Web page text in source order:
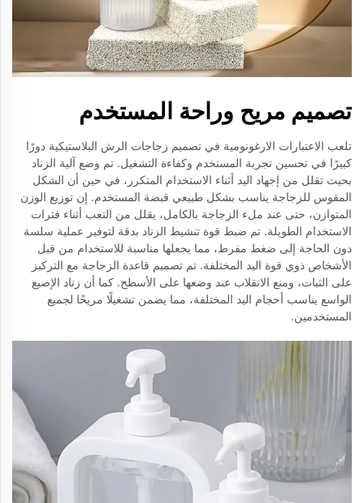
تصميم مريح وراحة المستخدم
تلعب الاعتبارات الارغونومية في تصميم زجاجات الرش البلاستيكية دورًا
كبيرًا في تحسين تجربة المستخدم وكفاءة التشغيل. تم وضع آلية الزناد
بحيث تقلل من إجهاد اليد أثناء الاستخدام المتكرر، في حين أن الشكل
المقوس للزجاجة يناسب بشكل طبيعي قبضة المستخدم. إن توزيع الوزن
المتوازن، حتى عند ملء الزجاجة بالكامل، يقلل من التعب أثناء فترات
الاستخدام الطويلة. تم ضبط قوة تنشيط الزناد بدقة لتوفير عملية سلسة
دون الحاجة إلى ضغط مفرط، مما يجعلها مناسبة للاستخدام من قبل
الأشخاص ذوي قوة اليد المختلفة. تم تصميم قاعدة الزجاجة مع التركيز
على الثبات، ومنع الانقلاب عند وضعها على الأسطح. كما أن زناد الإصبع
الواسع يناسب أحجام اليد المختلفة، مما يضمن تشغيلًا مريحًا لجميع
المستخدمين.